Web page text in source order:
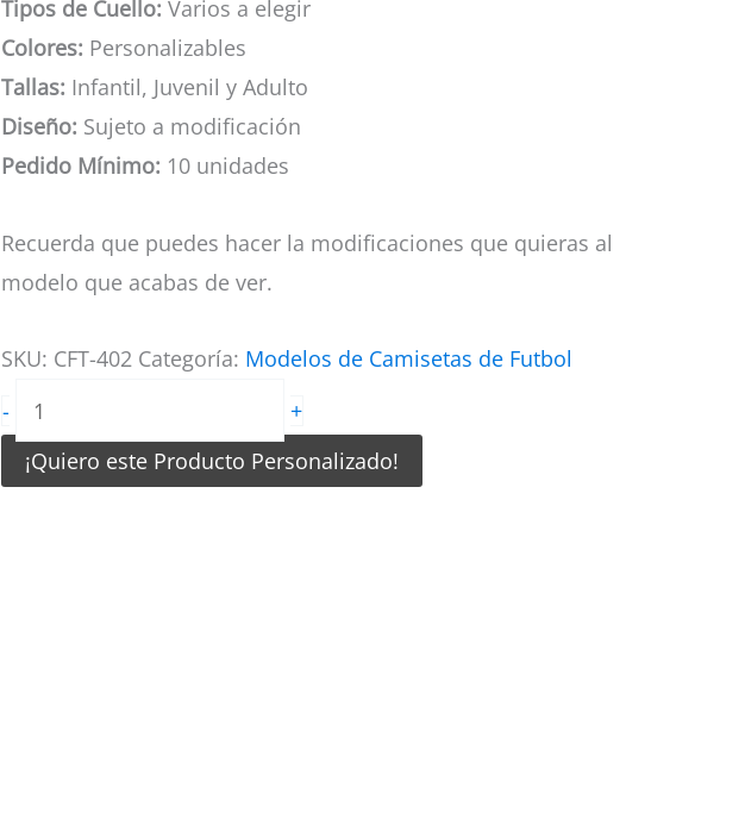
Tipos de Cuello: Varios a elegir
Colores: Personalizables
Tallas: Infantil, Juvenil y Adulto
Diseño: Sujeto a modificación
Pedido Mínimo: 10 unidades
Recuerda que puedes hacer la modificaciones que quieras al
modelo que acabas de ver.
SKU: CFT-402 Categoría: Modelos de Camisetas de Futbol
-
Camiseta
de
Futbol
+
¡Quiero este Producto Personalizado!